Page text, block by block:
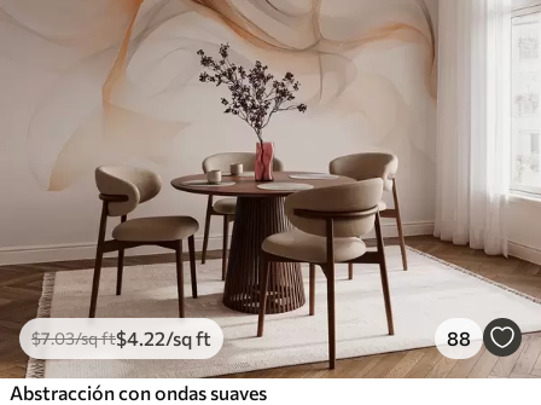
$7.03/sq ft$4 .22/sq ft 88
Abstracción con ondas suaves